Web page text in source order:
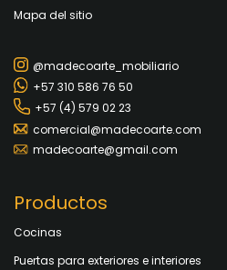
Mapa del sitio
@madecoarte_mobiliario
+57 310 586 76 50
+57 (4) 579 02 23
comercial@madecoarte.com
madecoarte@gmail.com
Productos
Cocinas
Puertas para exteriores e interiores